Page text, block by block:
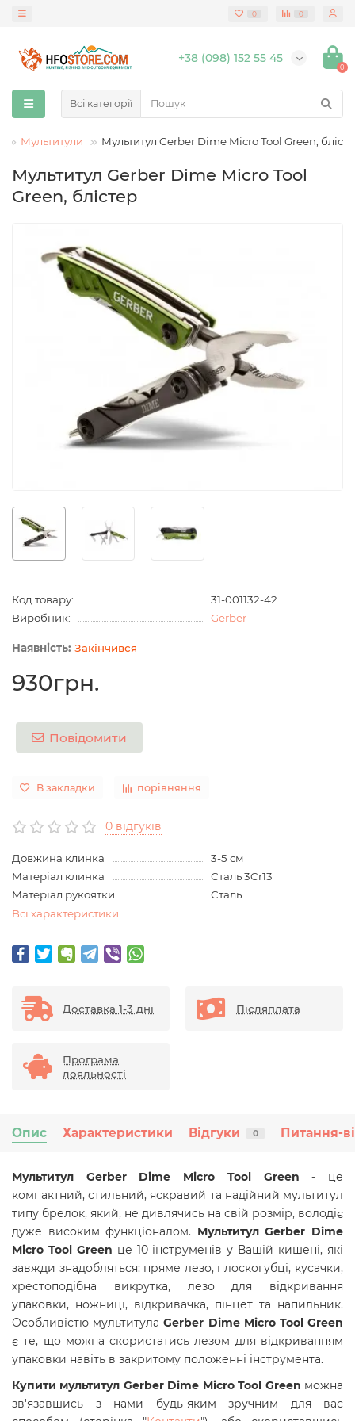
0 0
+38 (098) 152 55 45
0
Всі категорії
Мультитули Мультитул Gerber Dime Micro Tool Green,
Мультитул Gerber Dime Micro Tool
Green, блістер
Код товару:
31-001132-42
Виробник:
Gerber
Закінчився
930грн.
Повідомити
В закладки порівняння
0 відгуків
Довжина клинка
3-5 см
Матеріал клинка
Сталь 3Cr13
Матеріал рукоятки
Сталь
Всі характеристики
Доставка 1-3 дні Післяплата
Програма
лояльності
Опис Характеристики Відгуки 0 Питання-
Мультитул Gerber Dime Micro Tool Green - це
компактний, стильний, яскравий та надійний мультитул
типу брелок, який, не дивлячись на свій розмір, володіє
дуже високим функціоналом. Мультитул Gerber Dime
Micro Tool Green це 10 інструменів у Вашій кишені, які
завжди знадобляться: пряме лезо, плоскогубці, кусачки,
хрестоподібна викрутка, лезо для відкривання
упаковки, ножниці, відкривачка, пінцет та напильник.
Особливістю мультитулаGerber Dime Micro Tool Green
є те, що можна скористатись лезом для відкриванням
упаковки навіть в закритому положенні інструмента.
Купити мультитул Gerber Dime Micro Tool Green можна
зв'язавшись з нами будь-яким зручним для вас